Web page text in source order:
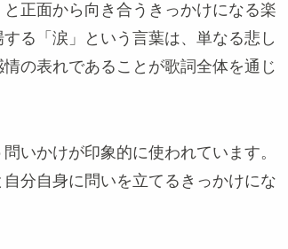
正面から向き合うきっかけになる楽
る「涙」という言葉は、単なる悲し
の表れであることが歌詞全体を通じ
いかけが印象的に使われています。
分自身に問いを立てるきっかけにな